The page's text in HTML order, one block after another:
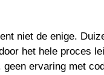
niet de enige.
het hele proces
ervaring met